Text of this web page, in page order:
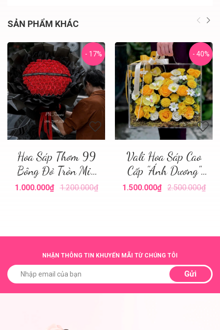
SẢN PHẨM KHÁC
- 17%
Hoa Sáp Thơm 99
Bông Đỏ Tròn Mix
Giấy
1.000.000₫ 1.200.000₫
- 40%
Vali Hoa Sáp Cao
Cấp "Ánh Dương"
Size Lớn
1.500.000₫ 2.500.000₫
NHẬN THÔNG TIN KHUYẾN MÃI TỪ CHÚNG TÔI
Gửi